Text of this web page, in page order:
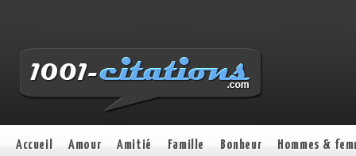
Accueil Amour Amitié Famille Bonheur Hommes &